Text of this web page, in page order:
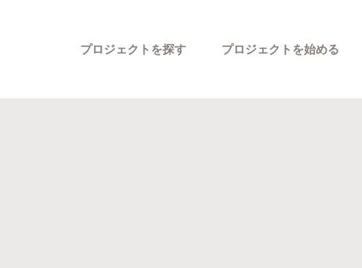
プロジェクトを探す プロジェクトを始める